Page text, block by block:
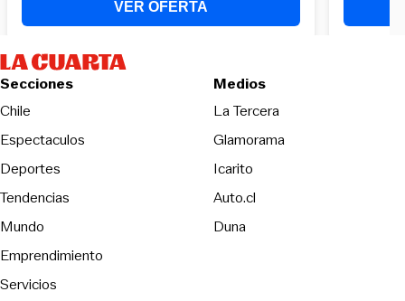
Secciones
Chile
Espectaculos
Deportes
Tendencias
Mundo
Emprendimiento
Servicios
Medios
La TerceraOpens in new
Glamorama
Icarito
Auto.cl
DunaOpens in new window